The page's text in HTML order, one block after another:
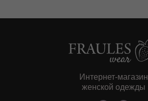
Интернет-магазин
женской одежды